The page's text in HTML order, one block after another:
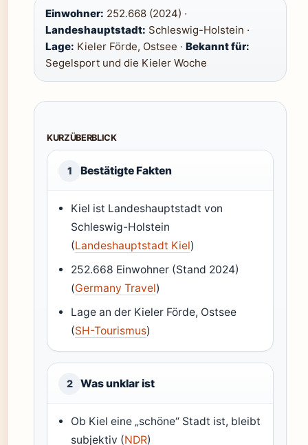
Einwohner: 252.668 (2024) ·
Landeshauptstadt: Schleswig-Holstein ·
Lage: Kieler Förde, Ostsee · Bekannt für:
Segelsport und die Kieler Woche
KURZÜBERBLICK
1 Bestätigte Fakten
Kiel ist Landeshauptstadt von
Schleswig-Holstein
(Landeshauptstadt Kiel)
252.668 Einwohner (Stand 2024)
(Germany Travel)
Lage an der Kieler Förde, Ostsee
(SH-Tourismus)
2 Was unklar ist
Ob Kiel eine „schöne“ Stadt ist, bleibt
subjektiv (NDR)